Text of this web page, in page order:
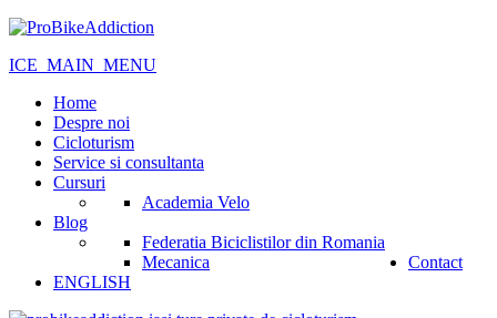
ICE_MAIN_MENU
Home
Despre noi
Cicloturism
Service si consultanta
Cursuri
Academia Velo
Blog
Federatia Biciclistilor din Romania
Mecanica
Contact
ENGLISH